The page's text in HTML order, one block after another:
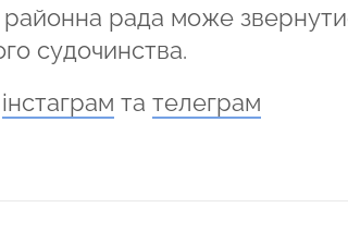
районна рада може
судочинства.
інстаграм та телеграм